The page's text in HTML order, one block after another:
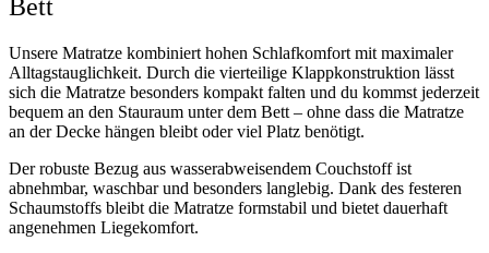
Bett
Unsere Matratze kombiniert hohen Schlafkomfort mit maximaler
Alltagstauglichkeit. Durch die vierteilige Klappkonstruktion lässt
sich die Matratze besonders kompakt falten und du kommst jederzeit
bequem an den Stauraum unter dem Bett – ohne dass die Matratze
an der Decke hängen bleibt oder viel Platz benötigt.
Der robuste Bezug aus wasserabweisendem Couchstoff ist
abnehmbar, waschbar und besonders langlebig. Dank des festeren
Schaumstoffs bleibt die Matratze formstabil und bietet dauerhaft
angenehmen Liegekomfort.